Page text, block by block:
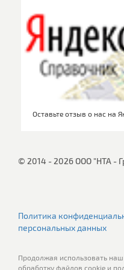
Оставьте отзыв о нас на
© 2014 - 2026 ООО "НТА -
Политика
персональных данных
Продолжая использовать наш
обработку файлов cookie и